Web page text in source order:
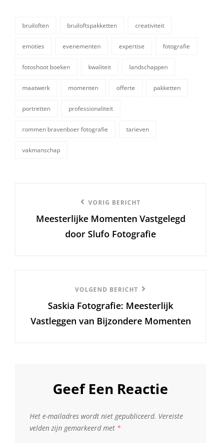
bruiloften bruiloftspakketten creativiteit
emoties evenementen expertise fotografie
fotoshoot boeken kwaliteit landschappen
maatwerk momenten offerte pakketten
portretten professionaliteit
rommen bravenboer fotografie tarieven
vakmanschap
bericht
VORIG BERICHT
Meesterlijke Momenten Vastgelegd
door Slufo Fotografie
Bericht
VOLGEND BERICHT
Saskia Fotografie: Meesterlijk
Vastleggen van Bijzondere Momenten
Geef Een Reactie
Het e-mailadres wordt niet gepubliceerd. Vereiste
velden zijn gemarkeerd met *